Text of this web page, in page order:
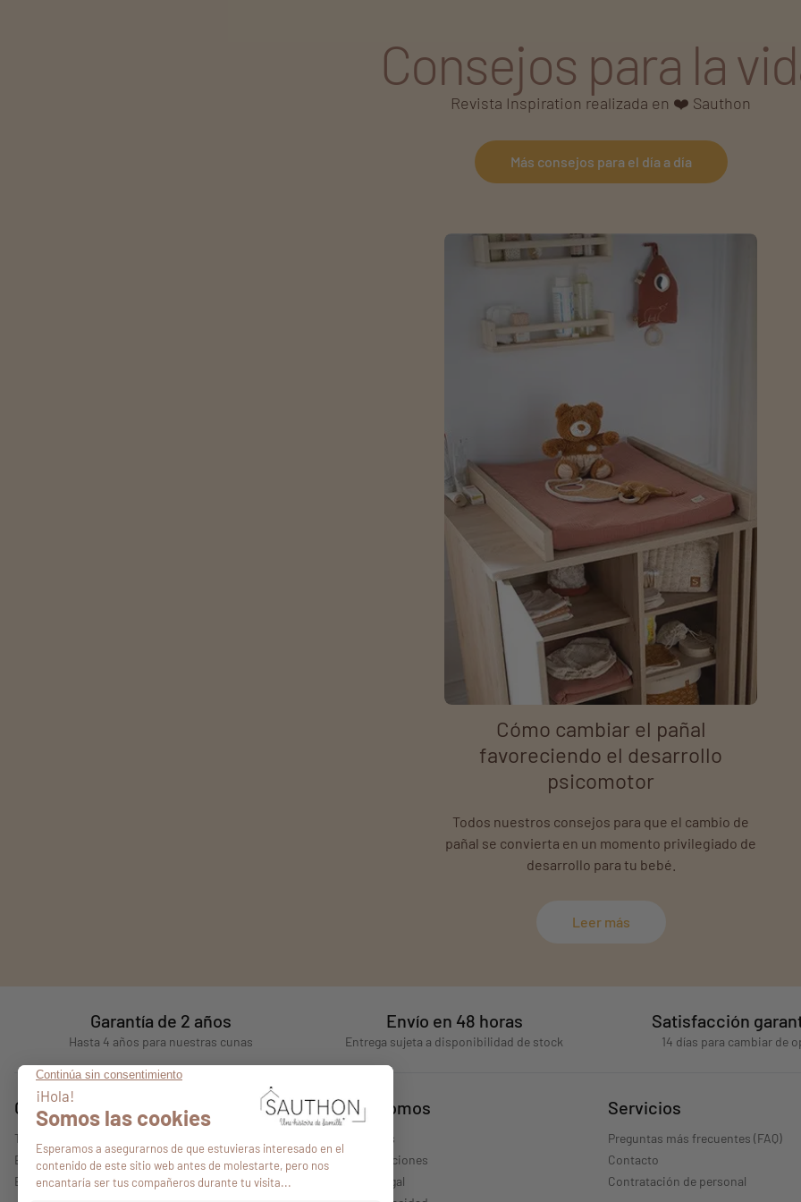
Consejos para la
Revista Inspiration realizada en ❤️ Sauthon
Más consejos para el día a día
Cómo cambiar el pañal
favoreciendo el desarrollo
psicomotor
Todos nuestros consejos para que el cambio de
pañal se convierta en un momento privilegiado de
desarrollo para tu bebé.
Leer más
Garantía de 2 años
Hasta 4 años para nuestras cunas
Envío en 48 horas
Entrega sujeta a disponibilidad de stock
Satisfacción
14 días para cambiar de
Consejos
Todos nuestros consejos
Encontrar un punto de venta
Espacio profesional
Quiénes somos
Quiénes somos
Nuestras colecciones
Información legal
Servicios
Preguntas más frecuentes (FAQ)
Contacto
Contratación de personal